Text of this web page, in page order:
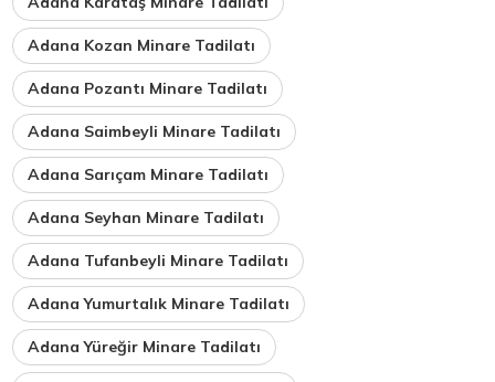
Adana Kozan Minare Tadilatı
Adana Pozantı Minare Tadilatı
Adana Saimbeyli Minare Tadilatı
Adana Sarıçam Minare Tadilatı
Adana Seyhan Minare Tadilatı
Adana Tufanbeyli Minare Tadilatı
Adana Yumurtalık Minare Tadilatı
Adana Yüreğir Minare Tadilatı